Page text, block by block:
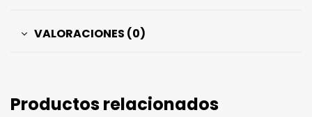
VALORACIONES (0)
Productos relacionados